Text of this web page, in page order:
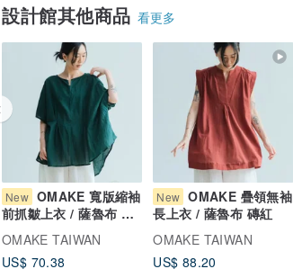
設計館其他商品 看更多
New OMAKE 寬版縮袖
前抓皺上衣 / 薩魯布 森
綠
OMAKE TAIWAN
US$ 70.38
New OMAKE 疊領無袖
長上衣 / 薩魯布 磚紅
OMAKE TAIWAN
US$ 88.20